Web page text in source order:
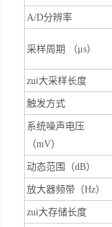
A/D分辨率
采样周期 （μs）
zui大采样长度
触发方式
系统噪声电压
（mV）
动态范围（dB）
放大器频带（Hz）
zui大存储长度